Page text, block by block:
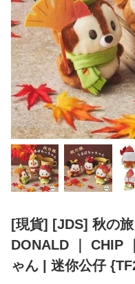
[現貨] [JDS] 秋の旅
DONALD ｜ CHIP
ゃん | 迷你公仔